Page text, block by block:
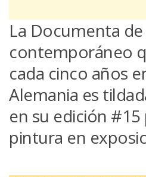
La Documenta
contemporáneo
cada cinco años
Alemania es
en su edición
pintura en